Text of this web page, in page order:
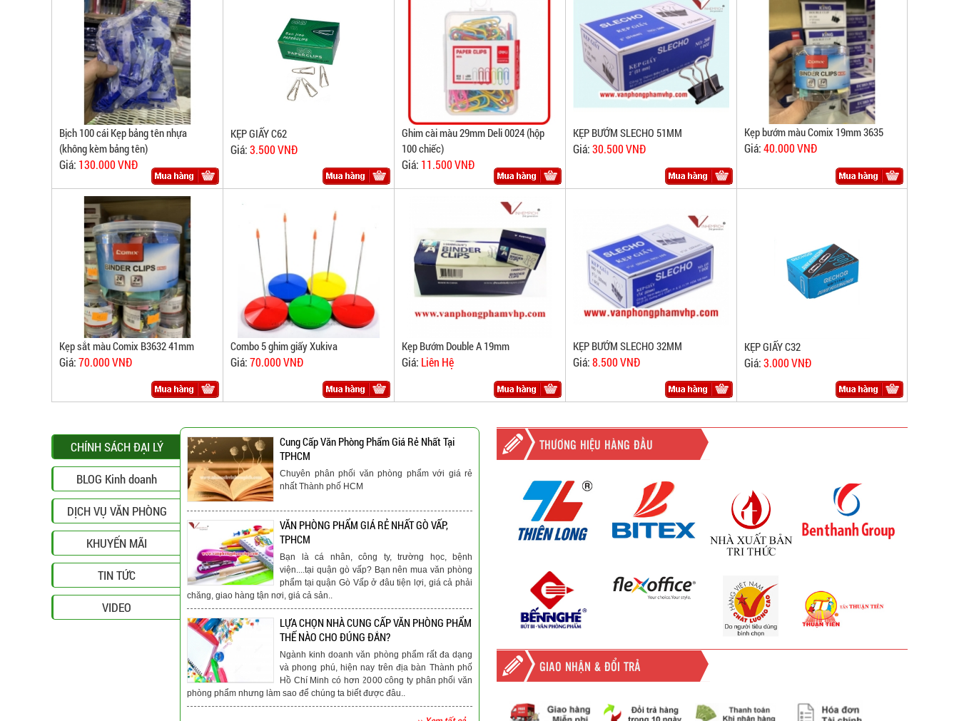
Bịch 100 cái Kẹp bảng tên nhựa
(không kèm bảng tên)
Giá: 130.000 VNĐ
KẸP GIẤY C62
Giá:3.500 VNĐ
Ghim cài màu 29mm Deli 0024 (hộp
100 chiếc)
Giá: 11.500 VNĐ
KẸP BƯỚM SLECHO 51MM
Giá:30.500 VNĐ
Kẹp bướm màu Comix 19mm 3635
Giá:40.000 VNĐ
Kẹp sắt màu Comix B3632 41mm
Giá:70.000 VNĐ
Combo 5 ghim giấy Xukiva
Giá:70.000 VNĐ
Kẹp Bướm Double A 19mm
Giá: Liên Hệ
KẸP BƯỚM SLECHO 32MM
Giá:8.500 VNĐ
KẸP GIẤY C32
Giá:3.000 VNĐ
CHÍNH SÁCH ĐẠI LÝ
BLOG Kinh doanh
DỊCH VỤ VĂN PHÒNG
KHUYẾN MÃI
TIN TỨC
VIDEO
Cung Cấp Văn Phòng Phẩm Giá Rẻ Nhất Tại
TPHCM
Chuyên phân phối văn phòng phẩm với giá rẻ
nhất Thành phố HCM
VĂN PHÒNG PHẨM GIÁ RẺ NHẤT GÒ VẤP,
TPHCM
Bạn là cá nhân, công ty, trường học, bệnh
viện....tại quận gò vấp? Bạn nên mua văn phòng
phẩm tại quận Gò Vấp ở đâu tiện lợi, giá cả phải
chăng, giao hàng tận nơi, giá cả sản..
LỰA CHỌN NHÀ CUNG CẤP VĂN PHÒNG PHẨM
THẾ NÀO CHO ĐÚNG ĐẮN?
Ngành kinh doanh văn phòng phẩm rất đa dạng
và phong phú, hiện nay trên địa bàn Thành phố
Hồ Chí Minh có hơn 2000 công ty phân phối văn
phòng phẩm nhưng làm sao để chúng ta biết được đâu..
THƯƠNG HIỆU HÀNG ĐẦU
GIAO NHẬN & ĐỔI TRẢ